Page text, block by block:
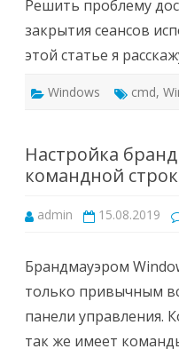
Решить проблему
закрытия сеансов
этой статье я
Windows cmd,
Настройка
командной
admin 15.08.2019
Брандмауэром
только привычным
панели управления.
так же имеет